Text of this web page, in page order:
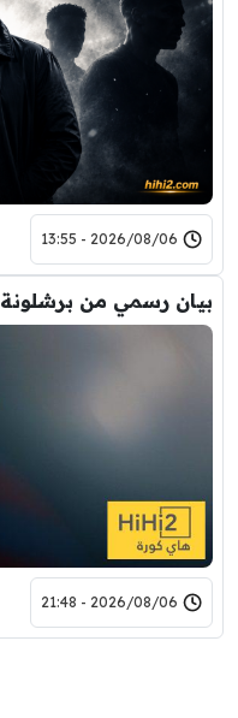
2026/08/06 - 13:55
بيان رسمي من برشلونة
2026/08/06 - 21:48